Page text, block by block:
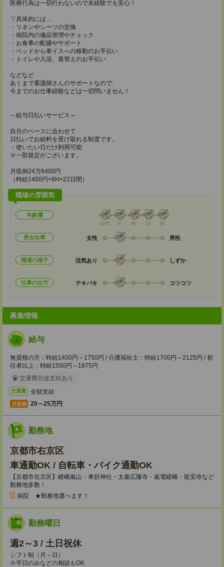
医療行為は一切行わないので未経験でも安心！
▽具体的には…
・リネンやシーツの交換
・病院内の備品管理やチェック
・お食事の配膳やサポート
・ベッドから車イスへの移動のお手伝い
・トイレや入浴、着替えのお手伝い
などなど
あくまで看護師さんのサポートなので、
今までのお仕事経験などは一切問いません！
～給与日払いサービス～
自分のペースに合わせて
日払いでお給料を受け取れる制度です。
・使いたい日だけ利用可能
※一部規定がございます。
月収例24万6400円
（時給1400円×8H×22日間）
職場の雰囲気
年齢層
20代 30 40 50 60
男女比率 女性 男性
職場の様子 活気あり しずか
仕事の仕方 テキパキ コツコツ
募集情報
給与
無資格の方：時給1400円～1750円 / 介護福祉士：時給1700円～2125円 / 初
任者以上：時給1500円～1875円
交通費別途支給あり
交通費 全額支給
月収例 20～25万円
勤務地
京都市右京区
車通勤OK / 自転車・バイク通勤OK
【京都市右京区】嵯峨嵐山・車折神社・太秦広隆寺・嵐電嵯峨・龍安寺など
勤務地多数！
病院 ★勤務地選べます！
勤務曜日
週2～3 / 土日祝休
シフト制（月～日）
※平日のみなどの相談もOK